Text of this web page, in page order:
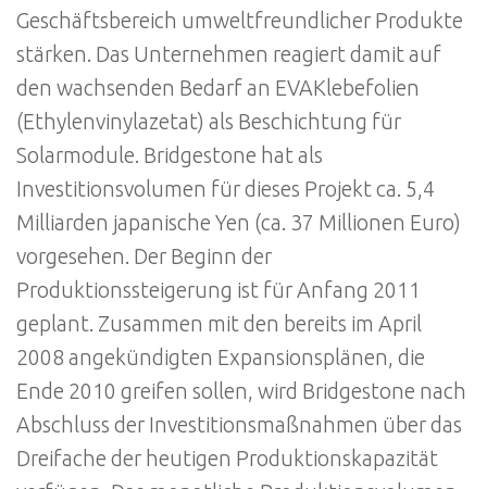
Geschäftsbereich umweltfreundlicher Produkte
stärken. Das Unternehmen reagiert damit auf
den wachsenden Bedarf an EVAKlebefolien
(Ethylenvinylazetat) als Beschichtung für
Solarmodule. Bridgestone hat als
Investitionsvolumen für dieses Projekt ca. 5,4
Milliarden japanische Yen (ca. 37 Millionen Euro)
vorgesehen. Der Beginn der
Produktionssteigerung ist für Anfang 2011
geplant. Zusammen mit den bereits im April
2008 angekündigten Expansionsplänen, die
Ende 2010 greifen sollen, wird Bridgestone nach
Abschluss der Investitionsmaßnahmen über das
Dreifache der heutigen Produktionskapazität